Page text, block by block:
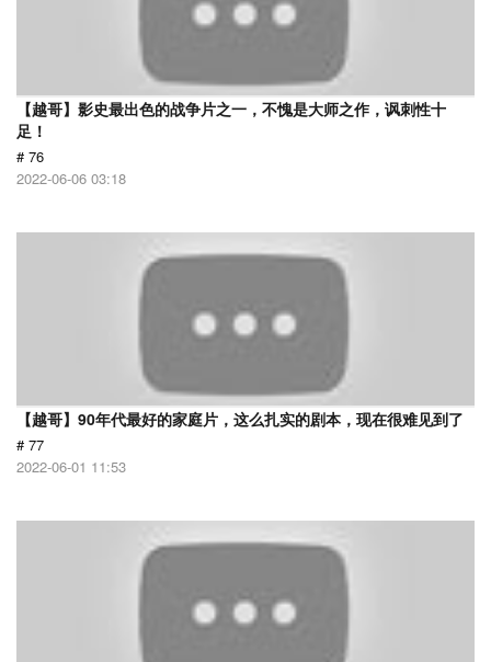
【越哥】影史最出色的战争片之一，不愧是大师之作，讽刺性十
足！
# 76
2022-06-06 03:18
【越哥】90年代最好的家庭片，这么扎实的剧本，现在很难见到了
# 77
2022-06-01 11:53